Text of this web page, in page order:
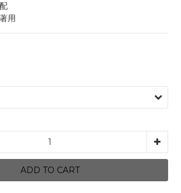
用
ADD TO CART